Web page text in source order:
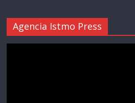
Agencia Istmo Press